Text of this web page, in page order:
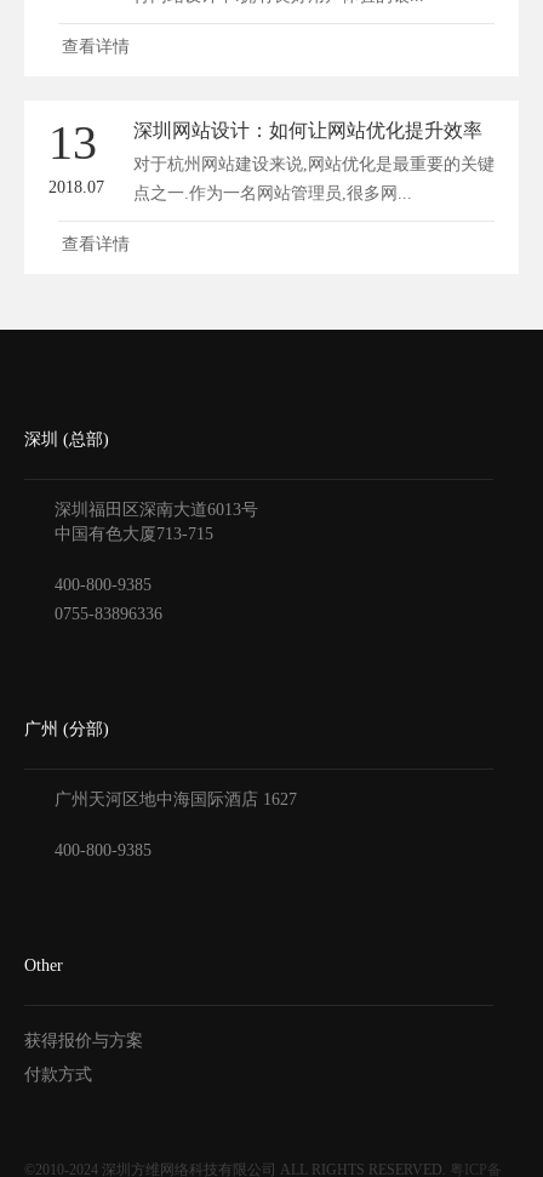
查看详情
13
2018.07
深圳网站设计：如何让网站优化提升效率
对于杭州网站建设来说,网站优化是最重要的关键
点之一.作为一名网站管理员,很多网...
查看详情
深圳 (总部)
深圳福田区深南大道6013号
中国有色大厦713-715
400-800-9385
0755-83896336
广州 (分部)
广州天河区地中海国际酒店 1627
400-800-9385
Other
获得报价与方案
付款方式
©2010-2024 深圳方维网络科技有限公司 ALL RIGHTS RESERVED. 粤ICP备